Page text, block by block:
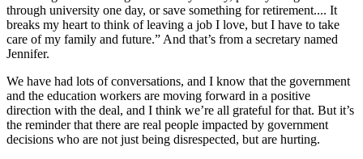
through university one day, or save something for retirement.... It
breaks my heart to think of leaving a job I love, but I have to take
care of my family and future.” And that’s from a secretary named
Jennifer.
We have had lots of conversations, and I know that the government
and the education workers are moving forward in a positive
direction with the deal, and I think we’re all grateful for that. But it’s
the reminder that there are real people impacted by government
decisions who are not just being disrespected, but are hurting.